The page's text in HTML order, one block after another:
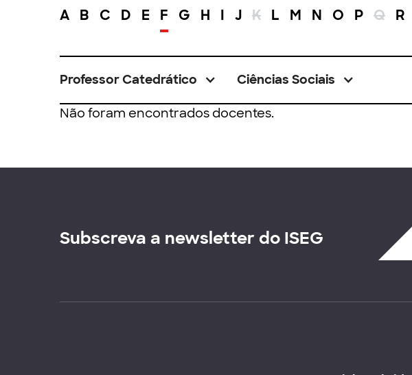
A B C D E F G H I J K L M N O P Q R
Professor Catedrático Ciências Sociais
Não foram encontrados docentes.
Subscreva a newsletter do ISEG